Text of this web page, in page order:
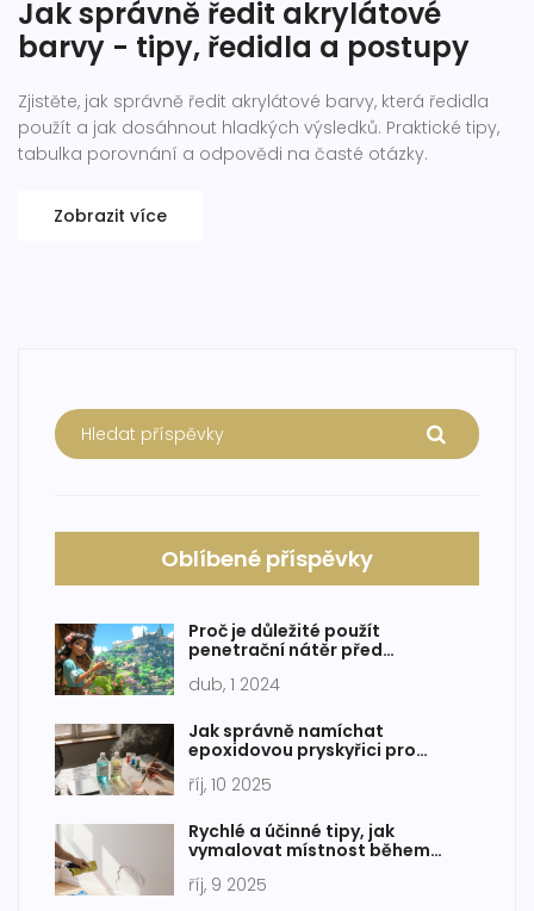
Jak správně ředit akrylátové
barvy - tipy, ředidla a postupy
Zjistěte, jak správně ředit akrylátové barvy, která ředidla
použít a jak dosáhnout hladkých výsledků. Praktické tipy,
tabulka porovnání a odpovědi na časté otázky.
Zobrazit více
Oblíbené příspěvky
Proč je důležité použít
penetrační nátěr před
dub, 1 2024
Jak správně namíchat
epoxidovou pryskyřici pro
říj, 10 2025
Rychlé a účinné tipy, jak
vymalovat místnost během
říj, 9 2025